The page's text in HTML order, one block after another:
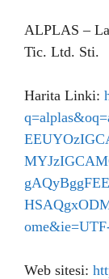
ALPLAS –
Tic. Ltd. Sti.
Harita Linki:
Web sitesi: